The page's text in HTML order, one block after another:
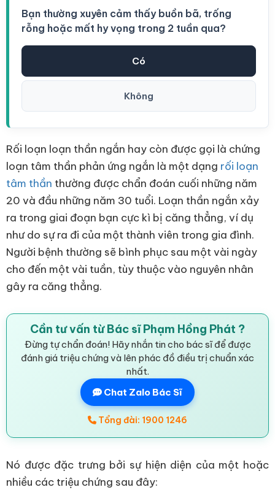
Bạn thường xuyên cảm thấy buồn bã, trống
rỗng hoặc mất hy vọng trong 2 tuần qua?
Có
Không
Rối loạn loạn thần ngắn hay còn được gọi là chứng
loạn tâm thần phản ứng ngắn là một dạng rối loạn
tâm thần thường được chẩn đoán cuối những năm
20 và đầu những năm 30 tuổi. Loạn thần ngắn xảy
ra trong giai đoạn bạn cực kì bị căng thẳng, ví dụ
như do sự ra đi của một thành viên trong gia đình.
Người bệnh thường sẽ bình phục sau một vài ngày
cho đến một vài tuần, tùy thuộc vào nguyên nhân
gây ra căng thẳng.
Cần tư vấn từ Bác sĩ Phạm Hồng Phát ?
Đừng tự chẩn đoán! Hãy nhắn tin cho bác sĩ để được
đánh giá triệu chứng và lên phác đồ điều trị chuẩn xác
nhất.
Chat Zalo Bác Sĩ
Tổng đài: 1900 1246
Nó được đặc trưng bởi sự hiện diện của một hoặc
nhiều các triệu chứng sau đây: